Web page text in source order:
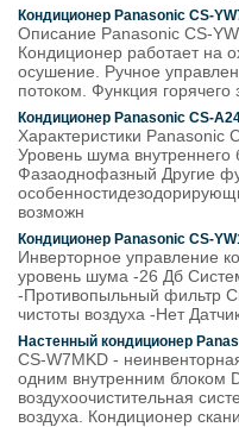
Кондиционер Panasonic CS-
Описание Panasonic CS-
Кондиционер работает на
осушение. Ручное
потоком. Функция горячего
Кондиционер Panasonic CS-
Характеристики
Уровень шума
Фазаоднофазный Другие
возможн
Кондиционер Panasonic CS-
Инверторное управление
уровень шума -26 Дб
-Противопыльный фильтр
чистоты воздуха -Нет
Настенный кондиционер
CS-W7MKD -
одним внутренним блоком
воздухоочистительная
воздуха. Кондиционер